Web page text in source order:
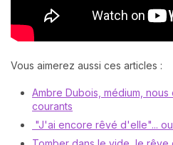
Vous aimerez aussi ces articles :
Ambre Dubois, médium,
courants
"J'ai encore rêvé d'elle"...